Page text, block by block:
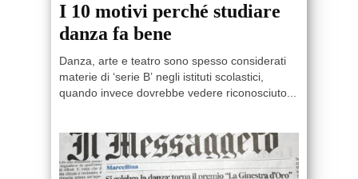
I 10 motivi perché studiare
danza fa bene
Danza, arte e teatro sono spesso considerati
materie di ‘serie B’ negli istituti scolastici,
quando invece dovrebbe vedere riconosciuto...